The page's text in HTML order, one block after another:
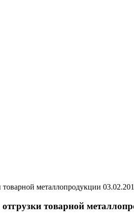
товарной